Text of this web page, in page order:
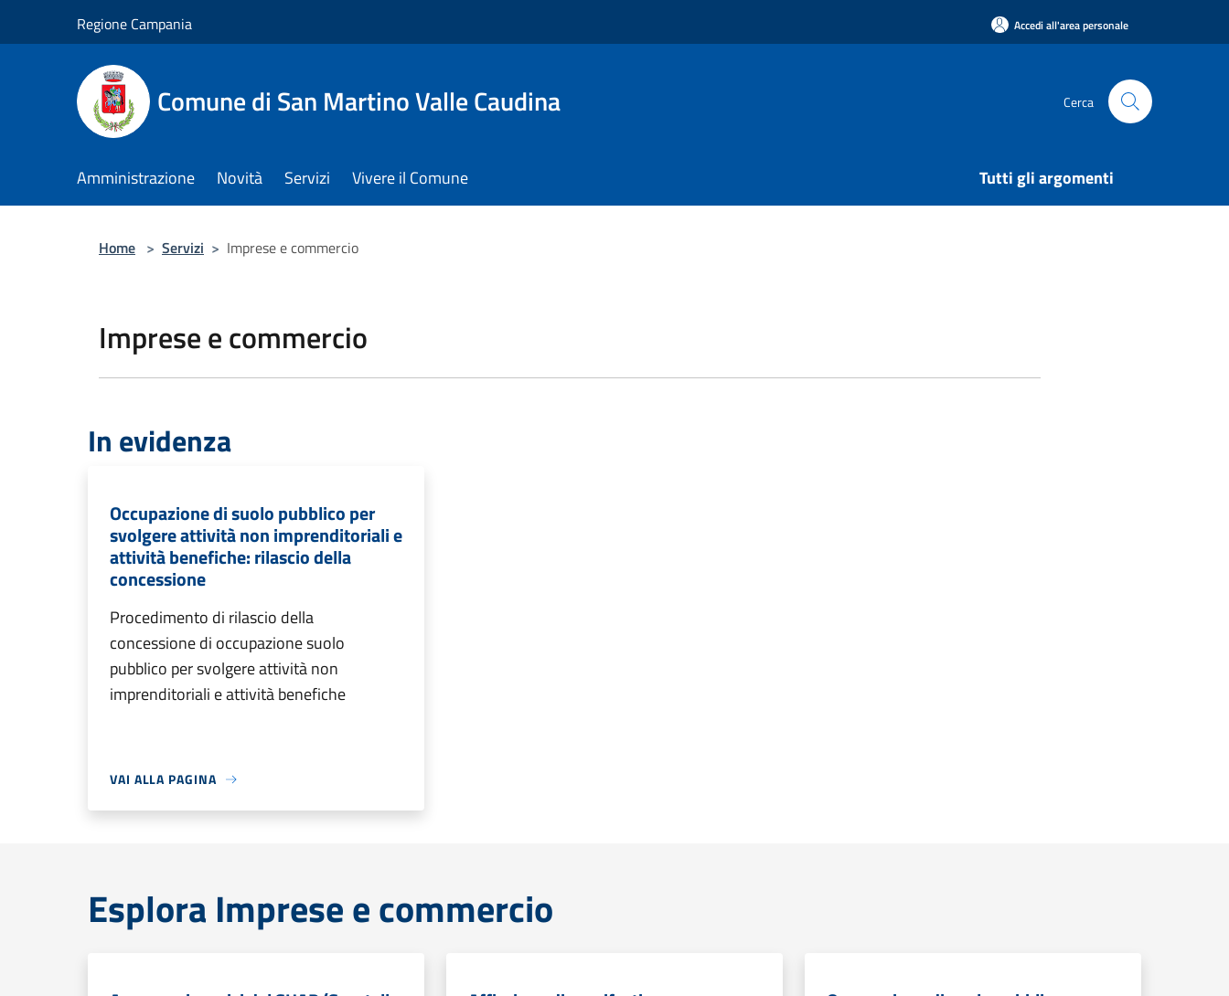
Regione Campania Accedi all'area personale
Comune di San Martino Valle Caudina Cerca
Amministrazione Novità Servizi Vivere il Comune Tutti gli argomenti
Home > Servizi > Imprese e commercio
Imprese e commercio
In evidenza
Occupazione di suolo pubblico per
svolgere attività non imprenditoriali e
attività benefiche: rilascio della
concessione
Procedimento di rilascio della
concessione di occupazione suolo
pubblico per svolgere attività non
imprenditoriali e attività benefiche
VAI ALLA PAGINA
Esplora Imprese e commercio